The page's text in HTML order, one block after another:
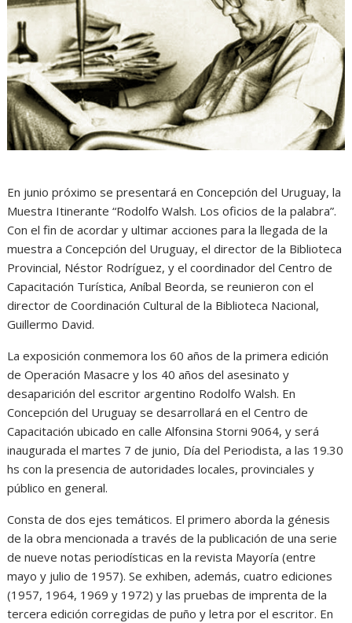
En junio próximo se presentará en Concepción del Uruguay, la
Muestra Itinerante “Rodolfo Walsh. Los oficios de la palabra”.
Con el fin de acordar y ultimar acciones para la llegada de la
muestra a Concepción del Uruguay, el director de la Biblioteca
Provincial, Néstor Rodríguez, y el coordinador del Centro de
Capacitación Turística, Aníbal Beorda, se reunieron con el
director de Coordinación Cultural de la Biblioteca Nacional,
Guillermo David.
La exposición conmemora los 60 años de la primera edición
de Operación Masacre y los 40 años del asesinato y
desaparición del escritor argentino Rodolfo Walsh. En
Concepción del Uruguay se desarrollará en el Centro de
Capacitación ubicado en calle Alfonsina Storni 9064, y será
inaugurada el martes 7 de junio, Día del Periodista, a las 19.30
hs con la presencia de autoridades locales, provinciales y
público en general.
Consta de dos ejes temáticos. El primero aborda la génesis
de la obra mencionada a través de la publicación de una serie
de nueve notas periodísticas en la revista Mayoría (entre
mayo y julio de 1957). Se exhiben, además, cuatro ediciones
(1957, 1964, 1969 y 1972) y las pruebas de imprenta de la
tercera edición corregidas de puño y letra por el escritor. En